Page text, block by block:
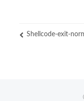
Shellcode-exit-